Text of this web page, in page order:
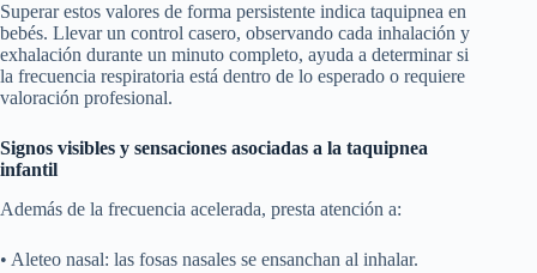
Superar estos valores de forma persistente indica taquipnea en
bebés. Llevar un control casero, observando cada inhalación y
exhalación durante un minuto completo, ayuda a determinar si
la frecuencia respiratoria está dentro de lo esperado o requiere
valoración profesional.
Signos visibles y sensaciones asociadas a la taquipnea
infantil
Además de la frecuencia acelerada, presta atención a:
• Aleteo nasal: las fosas nasales se ensanchan al inhalar.